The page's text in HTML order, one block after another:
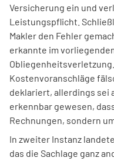
Versicherung ein und
Leistungspflicht.
Makler den Fehler
erkannte im
Kostenvoranschläge
deklariert, allerdings sei
erkennbar gewesen,
Rechnungen, sondern
In zweiter Instanz
das die Sachlage ganz